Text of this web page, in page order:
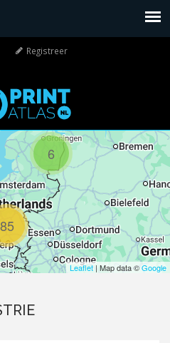
Registreer
6
85
Leaflet| Map data ©Google